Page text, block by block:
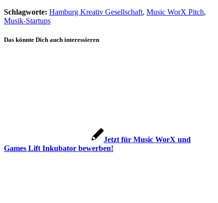
Schlagworte: Hamburg Kreativ Gesellschaft, Music WorX Pitch,
Musik-Startups
Das könnte Dich auch interessieren
Jetzt für Music WorX und
Games Lift Inkubator bewerben!